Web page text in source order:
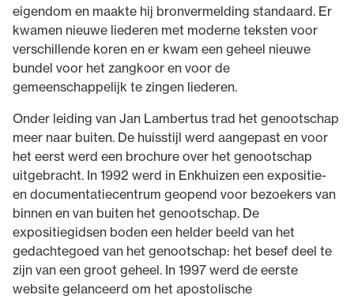
eigendom en maakte hij bronvermelding standaard. Er
kwamen nieuwe liederen met moderne teksten voor
verschillende koren en er kwam een geheel nieuwe
bundel voor het zangkoor en voor de
gemeenschappelijk te zingen liederen.
Onder leiding van Jan Lambertus trad het genootschap
meer naar buiten. De huisstijl werd aangepast en voor
het eerst werd een brochure over het genootschap
uitgebracht. In 1992 werd in Enkhuizen een expositie-
en documentatiecentrum geopend voor bezoekers van
binnen en van buiten het genootschap. De
expositiegidsen boden een helder beeld van het
gedachtegoed van het genootschap: het besef deel te
zijn van een groot geheel. In 1997 werd de eerste
website gelanceerd om het apostolische